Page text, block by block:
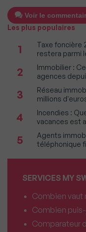
Voir le
Les plus populaires
1
Taxe foncière
restera parmi
2
Immobilier :
agences
3
Réseau
millions
4
Incendies :
vacances est
5
Agents
téléphonique
SERVICES MY
Combien vaut
Combien
Comparateur